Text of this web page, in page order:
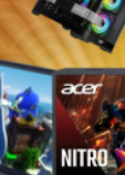
Tản nhiệt
Master
II VRM
3.390.000₫